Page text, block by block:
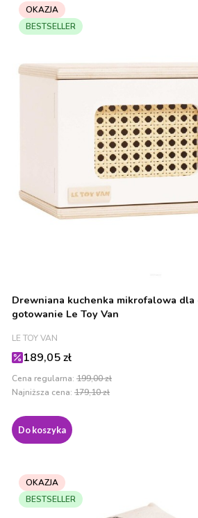
OKAZJA
BESTSELLER
Drewniana kuchenka mikrofalowa dla
gotowanie Le Toy Van
PRODUCENT
LE TOY VAN
Cena promocyjna
189,05 zł
Cena regularna: 199,00 zł
Najniższa cena: 179,10 zł
Do koszyka
OKAZJA
BESTSELLER